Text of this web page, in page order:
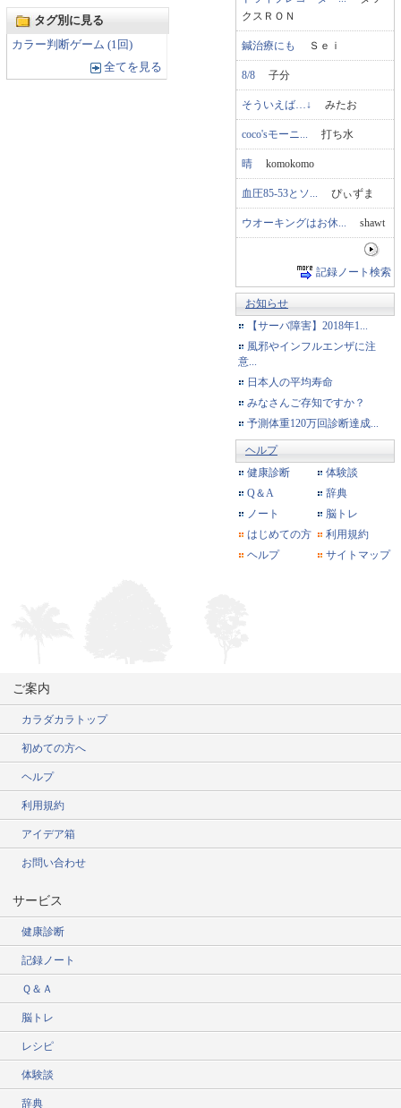
タグ別に見る
カラー判断ゲーム (1回)
全てを見る
クスＲＯＮ
鍼治療にも Ｓｅｉ
8/8 子分
そういえば…↓ みたお
coco'sモーニ... 打ち水
晴 komokomo
血圧85-53とソ... ぴぃずま
ウオーキングはお休... shawt
記録ノート検索
お知らせ
【サーバ障害】2018年1...
風邪やインフルエンザに注
意...
日本人の平均寿命
みなさんご存知ですか？
予測体重120万回診断達成...
ヘルプ
健康診断
体験談
Q＆A
辞典
ノート
脳トレ
はじめての方
利用規約
ヘルプ
サイトマップ
ご案内
カラダカラトップ
初めての方へ
ヘルプ
利用規約
アイデア箱
お問い合わせ
サービス
健康診断
記録ノート
Ｑ＆Ａ
脳トレ
レシピ
体験談
辞典